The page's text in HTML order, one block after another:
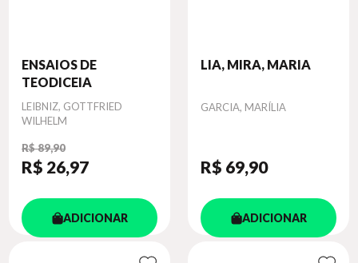
ENSAIOS DE
TEODICEIA
Autor
LEIBNIZ, GOTTFRIED
WILHELM
R$ 89,90
R$ 26,97
ADICIONAR
LIA, MIRA, MARIA
Autor
GARCIA, MARÍLIA
R$ 69,90
ADICIONAR